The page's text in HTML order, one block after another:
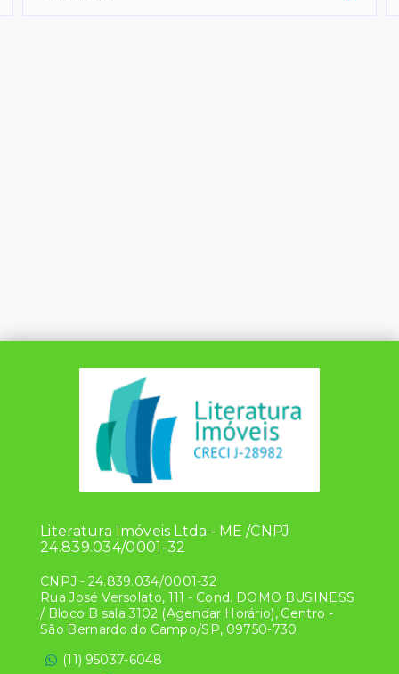
Literatura Imóveis Ltda - ME /CNPJ
24.839.034/0001-32
CNPJ - 24.839.034/0001-32
Rua José Versolato, 111 - Cond. DOMO BUSINESS
/ Bloco B sala 3102 (Agendar Horário), Centro -
São Bernardo do Campo/SP, 09750-730
(11) 95037-6048